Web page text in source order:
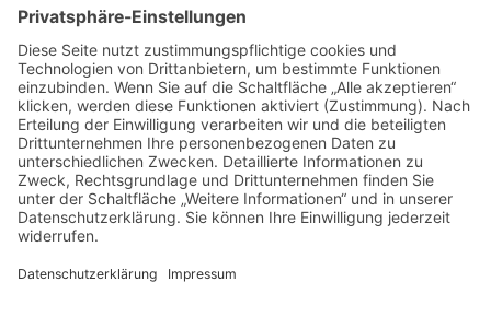
 (+49) 08231 / 96 30 96
 office@haugbuersten.de
Weitere Seiten
Hygienesortiment
Haushaltssortiment
Ansprechpartner
Jobs